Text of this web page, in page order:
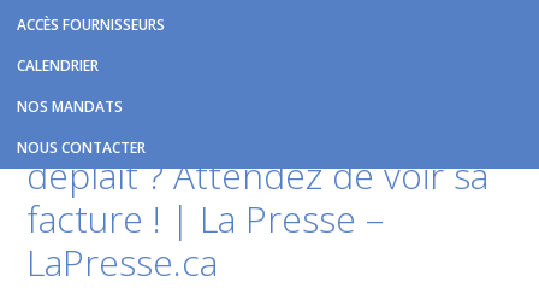
ACCÈS FOURNISSEURS
CALENDRIER
NOS MANDATS
NOUS CONTACTER
Vous êtes ici :Accueil
facture ! | La Presse – LaPresse.ca
L'architecture du REM vous
déplaît ? Attendez de voir sa
facture ! | La Presse –
LaPresse.ca